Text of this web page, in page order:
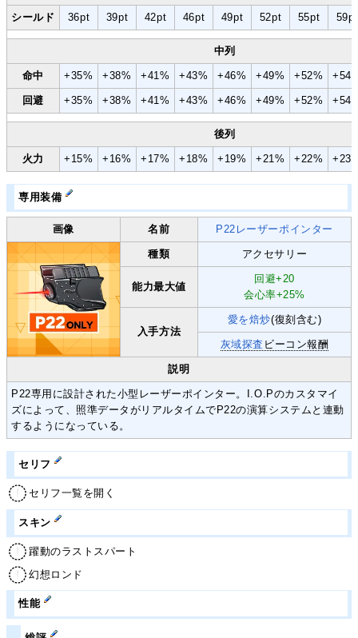
シールド 36pt 39pt 42pt 46pt 49pt 52pt 55pt 59pt
中列
命中 +35% +38% +41% +43% +46% +49% +52%
回避 +35% +38% +41% +43% +46% +49% +52%
後列
火力 +15% +16% +17% +18% +19% +21% +22%
専用装備
画像 名前 P22レーザーポインター
種類 アクセサリー
能力最大値
回避+20
会心率+25%
入手方法
愛を焙炒(復刻含む)
灰域探査 ビーコン報酬
説明
P22専用に設計された小型レーザーポインター。I.O.Pのカスタマイ
ズによって、照準データがリアルタイムでP22の演算システムと連動
するようになっている。
セリフ
セリフ一覧を開く
スキン
躍動のラストスパート
幻想ロンド
性能